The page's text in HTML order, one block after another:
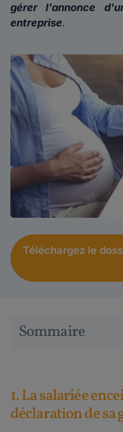
gérer l'annonce
entreprise.
Téléchargez le
Sommaire
1. La salariée
déclaration de sa